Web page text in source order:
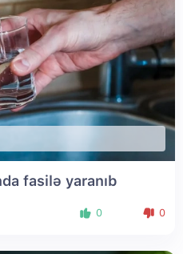
fasilə yaranıb
0 0